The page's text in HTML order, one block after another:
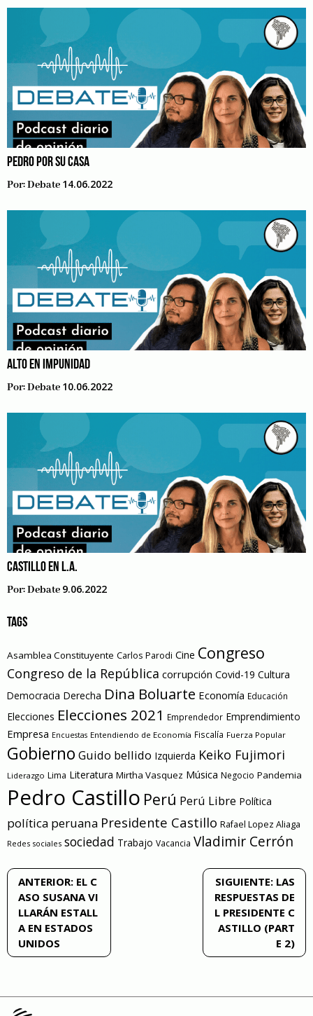
PEDRO POR SU CASA
Por:Debate 14.06.2022
ALTO EN IMPUNIDAD
Por:Debate 10.06.2022
CASTILLO EN L.A.
Por:Debate 9.06.2022
TAGS
Asamblea Constituyente Carlos Parodi Cine Congreso
Congreso de la República corrupción Covid-19 Cultura
Democracia Derecha Dina Boluarte Economía Educación
Elecciones Elecciones 2021 Emprendedor Emprendimiento
Empresa Encuestas Entendiendo de Economía Fiscalía Fuerza Popular
Gobierno Guido bellido Izquierda Keiko Fujimori
Liderazgo Lima Literatura Mirtha Vasquez Música Negocio Pandemia
Pedro Castillo Perú Perú Libre Política
política peruana Presidente Castillo Rafael Lopez Aliaga
Redes sociales sociedad Trabajo Vacancia Vladimir Cerrón
Navegación
de
entradas
ANTERIOR: EL C
ASO SUSANA VI
LLARÁN ESTALL
A EN ESTADOS
UNIDOS
SIGUIENTE: LAS
RESPUESTAS DE
L PRESIDENTE C
ASTILLO (PART
E 2)